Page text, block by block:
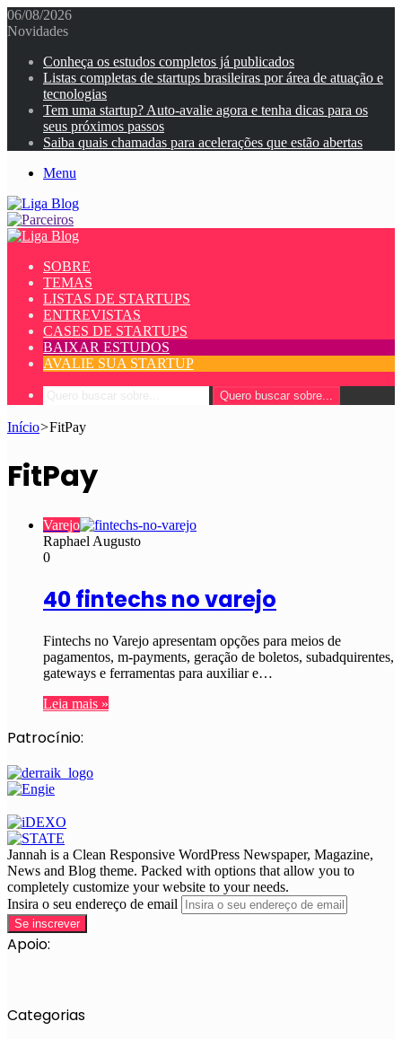
06/08/2026
Novidades
Conheça os estudos completos já publicados
Listas completas de startups brasileiras por área de atuação e
tecnologias
Tem uma startup? Auto-avalie agora e tenha dicas para os
seus próximos passos
Saiba quais chamadas para acelerações que estão abertas
Menu
SOBRE
TEMAS
LISTAS DE STARTUPS
ENTREVISTAS
CASES DE STARTUPS
BAIXAR ESTUDOS
AVALIE SUA STARTUP
Quero buscar sobre...
Início>FitPay
FitPay
Varejo
Raphael Augusto
0
40 fintechs no varejo
Fintechs no Varejo apresentam opções para meios de
pagamentos, m-payments, geração de boletos, subadquirentes,
gateways e ferramentas para auxiliar e…
Leia mais »
Patrocínio:
Jannah is a Clean Responsive WordPress Newspaper, Magazine,
News and Blog theme. Packed with options that allow you to
completely customize your website to your needs.
Insira o seu endereço de email
Apoio:
Categorias